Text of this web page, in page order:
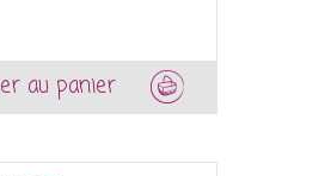
au panier